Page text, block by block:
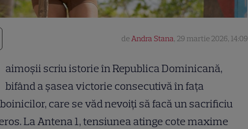
deAndra Stana, 29 martie 2026, 14:09
aimoșii scriu istorie în Republica Dominicană,
bifând a șasea victorie consecutivă în fața
care se văd nevoiți să facă un sacrificiu
La Antena 1, tensiunea atinge cote maxime